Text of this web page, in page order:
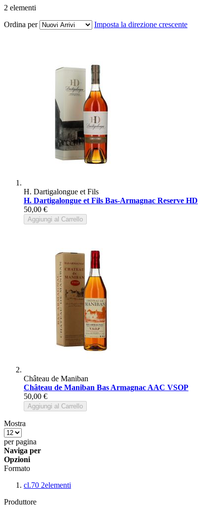
2 elementi
Ordina per
Imposta la direzione crescente
H. Dartigalongue et Fils
H. Dartigalongue et Fils Bas-Armagnac Reserve HD
50,00 €
Aggiungi al Carrello
Château de Maniban
Château de Maniban Bas Armagnac AAC VSOP
50,00 €
Aggiungi al Carrello
Mostra
per pagina
Naviga per
Opzioni
Formato
cl.70 2elementi
Produttore